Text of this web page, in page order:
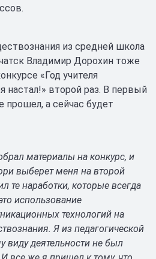
из средней школа
Владимир Дорохин тоже
«Год учителя
настал!» второй раз. В первый
прошел, а сейчас будет
материалы на конкурс, и
выберет меня на второй
те наработки, которые всегда
использование
технологий на
Я из педагогической
виду деятельности не был